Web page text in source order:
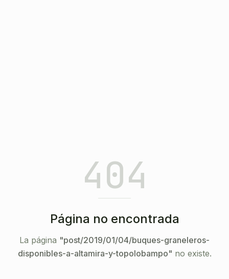
404
Página no encontrada
La página "post/2019/01/04/buques-graneleros-
disponibles-a-altamira-y-topolobampo" no existe.